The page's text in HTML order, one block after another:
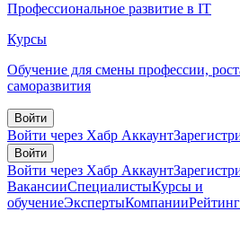
Профессиональное развитие в IT
Курсы
Обучение для смены профессии,
саморазвития
Войти
Войти через Хабр Аккаунт
Войти
Войти через Хабр Аккаунт
ВакансииСпециалистыКурсы и
обучениеЭкспертыКомпанииРейтинг